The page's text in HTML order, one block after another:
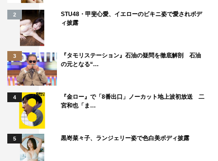
2
STU48・甲斐心愛、イエローのビキニ姿で愛されボデ
ィ披露
3
『タモリステーション』石油の疑問を徹底解剖 石油
の元となる“…
4
『金ロー』で「8番出口」ノーカット地上波初放送 二
宮和也「ま…
5 黒嵜菜々子、ランジェリー姿で色白美ボディ披露